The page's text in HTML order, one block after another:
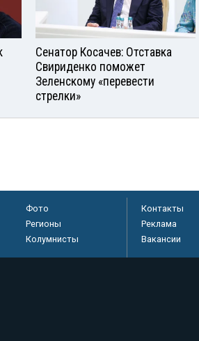
Сенатор Косачев: Отставка
Свириденко поможет
Зеленскому «перевести
стрелки»
Фото
Регионы
Колумнисты
Контакты
Реклама
Вакансии